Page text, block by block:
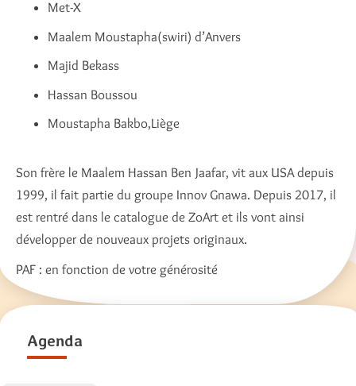
Met-X
Maalem Moustapha(swiri) d’Anvers
Majid Bekass
Hassan Boussou
Moustapha Bakbo,Liège
Son frère le Maalem Hassan Ben Jaafar, vit aux USA depuis
1999, il fait partie du groupe Innov Gnawa. Depuis 2017, il
est rentré dans le catalogue de ZoArt et ils vont ainsi
développer de nouveaux projets originaux.
PAF : en fonction de votre générosité
Agenda